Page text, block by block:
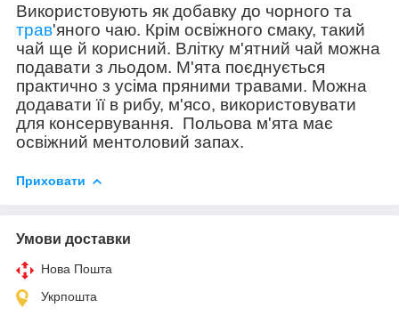
Використовують як добавку до чорного та
трав'яного чаю. Крім освіжного смаку, такий
чай ще й корисний. Влітку м'ятний чай можна
подавати з льодом. М'ята поєднується
практично з усіма пряними травами. Можна
додавати її в рибу, м'ясо, використовувати
для консервування. Польова м'ята має
освіжний ментоловий запах.
Приховати
Умови доставки
Нова Пошта
Укрпошта